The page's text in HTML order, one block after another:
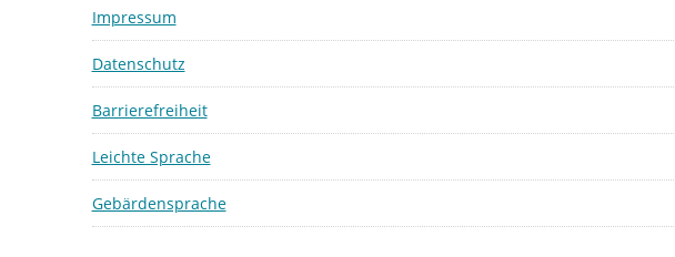
Impressum
Datenschutz
Barrierefreiheit
Leichte Sprache
Gebärdensprache